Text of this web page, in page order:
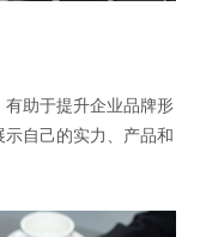
助于提升企业品牌形
自己的实力、产品和